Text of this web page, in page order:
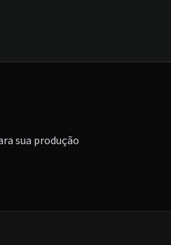
sua produção